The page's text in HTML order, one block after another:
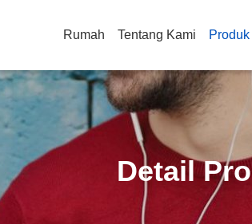
Rumah Tentang Kami Produk
Detail